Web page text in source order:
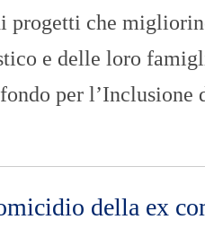
progetti che
e delle loro
per l’Inclusione
della ex